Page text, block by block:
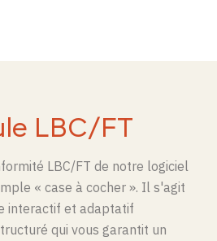
LBC/FT
LBC/FT de notre logiciel
« case à cocher ». Il s'agit
interactif et adaptatif
qui vous garantit un